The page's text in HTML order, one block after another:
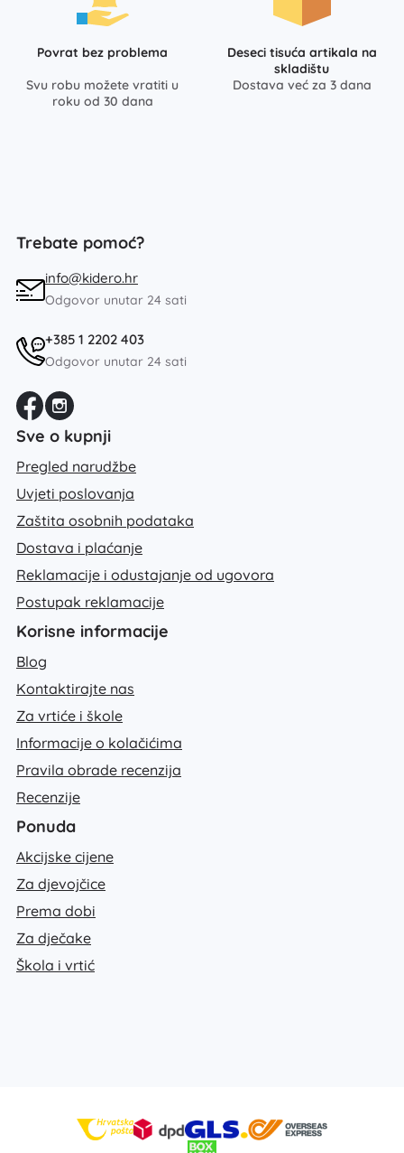
Povrat bez problema
Svu robu možete vratiti u
roku od 30 dana
Deseci tisuća artikala na
skladištu
Dostava već za 3 dana
Trebate pomoć?
info@kidero.hr
Odgovor unutar 24 sati
+385 1 2202 403
Odgovor unutar 24 sati
Sve o kupnji
Pregled narudžbe
Uvjeti poslovanja
Zaštita osobnih podataka
Dostava i plaćanje
Reklamacije i odustajanje od ugovora
Postupak reklamacije
Korisne informacije
Blog
Kontaktirajte nas
Za vrtiće i škole
Informacije o kolačićima
Pravila obrade recenzija
Recenzije
Ponuda
Akcijske cijene
Za djevojčice
Prema dobi
Za dječake
Škola i vrtić